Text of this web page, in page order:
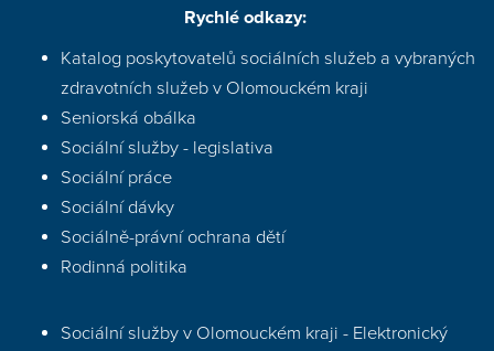
Rychlé odkazy:
Katalog poskytovatelů sociálních služeb a vybraných
zdravotních služeb v Olomouckém kraji
Seniorská obálka
Sociální služby - legislativa
Sociální práce
Sociální dávky
Sociálně-právní ochrana dětí
Rodinná politika
Sociální služby v Olomouckém kraji - Elektronický